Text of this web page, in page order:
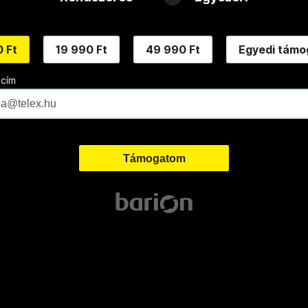
Ft 19 990 Ft 49 990 Ft Egyedi